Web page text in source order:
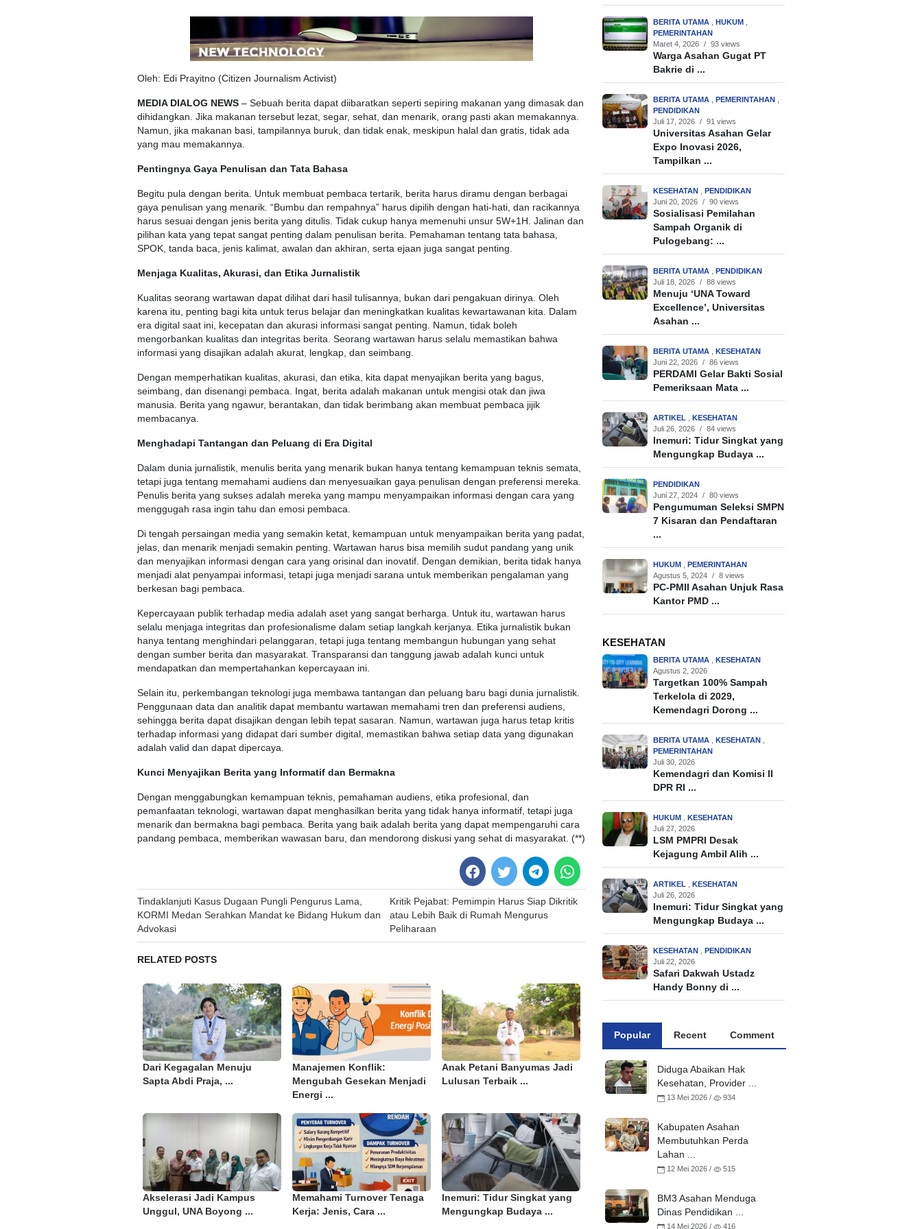
Oleh: Edi Prayitno (Citizen Journalism Activist)
MEDIA DIALOG NEWS – Sebuah berita dapat diibaratkan seperti sepiring makanan yang dimasak dan
dihidangkan. Jika makanan tersebut lezat, segar, sehat, dan menarik, orang pasti akan memakannya.
Namun, jika makanan basi, tampilannya buruk, dan tidak enak, meskipun halal dan gratis, tidak ada
yang mau memakannya.
Pentingnya Gaya Penulisan dan Tata Bahasa
Begitu pula dengan berita. Untuk membuat pembaca tertarik, berita harus diramu dengan berbagai
gaya penulisan yang menarik. “Bumbu dan rempahnya” harus dipilih dengan hati-hati, dan racikannya
harus sesuai dengan jenis berita yang ditulis. Tidak cukup hanya memenuhi unsur 5W+1H. Jalinan dan
pilihan kata yang tepat sangat penting dalam penulisan berita. Pemahaman tentang tata bahasa,
SPOK, tanda baca, jenis kalimat, awalan dan akhiran, serta ejaan juga sangat penting.
Menjaga Kualitas, Akurasi, dan Etika Jurnalistik
Kualitas seorang wartawan dapat dilihat dari hasil tulisannya, bukan dari pengakuan dirinya. Oleh
karena itu, penting bagi kita untuk terus belajar dan meningkatkan kualitas kewartawanan kita. Dalam
era digital saat ini, kecepatan dan akurasi informasi sangat penting. Namun, tidak boleh
mengorbankan kualitas dan integritas berita. Seorang wartawan harus selalu memastikan bahwa
informasi yang disajikan adalah akurat, lengkap, dan seimbang.
Dengan memperhatikan kualitas, akurasi, dan etika, kita dapat menyajikan berita yang bagus,
seimbang, dan disenangi pembaca. Ingat, berita adalah makanan untuk mengisi otak dan jiwa
manusia. Berita yang ngawur, berantakan, dan tidak berimbang akan membuat pembaca jijik
membacanya.
Menghadapi Tantangan dan Peluang di Era Digital
Dalam dunia jurnalistik, menulis berita yang menarik bukan hanya tentang kemampuan teknis semata,
tetapi juga tentang memahami audiens dan menyesuaikan gaya penulisan dengan preferensi mereka.
Penulis berita yang sukses adalah mereka yang mampu menyampaikan informasi dengan cara yang
menggugah rasa ingin tahu dan emosi pembaca.
Di tengah persaingan media yang semakin ketat, kemampuan untuk menyampaikan berita yang padat,
jelas, dan menarik menjadi semakin penting. Wartawan harus bisa memilih sudut pandang yang unik
dan menyajikan informasi dengan cara yang orisinal dan inovatif. Dengan demikian, berita tidak hanya
menjadi alat penyampai informasi, tetapi juga menjadi sarana untuk memberikan pengalaman yang
berkesan bagi pembaca.
Kepercayaan publik terhadap media adalah aset yang sangat berharga. Untuk itu, wartawan harus
selalu menjaga integritas dan profesionalisme dalam setiap langkah kerjanya. Etika jurnalistik bukan
hanya tentang menghindari pelanggaran, tetapi juga tentang membangun hubungan yang sehat
dengan sumber berita dan masyarakat. Transparansi dan tanggung jawab adalah kunci untuk
mendapatkan dan mempertahankan kepercayaan ini.
Selain itu, perkembangan teknologi juga membawa tantangan dan peluang baru bagi dunia jurnalistik.
Penggunaan data dan analitik dapat membantu wartawan memahami tren dan preferensi audiens,
sehingga berita dapat disajikan dengan lebih tepat sasaran. Namun, wartawan juga harus tetap kritis
terhadap informasi yang didapat dari sumber digital, memastikan bahwa setiap data yang digunakan
adalah valid dan dapat dipercaya.
Kunci Menyajikan Berita yang Informatif dan Bermakna
Dengan menggabungkan kemampuan teknis, pemahaman audiens, etika profesional, dan
pemanfaatan teknologi, wartawan dapat menghasilkan berita yang tidak hanya informatif, tetapi juga
menarik dan bermakna bagi pembaca. Berita yang baik adalah berita yang dapat mempengaruhi cara
pandang pembaca, memberikan wawasan baru, dan mendorong diskusi yang sehat di masyarakat. (**)
Post
navigation
Tindaklanjuti Kasus Dugaan Pungli Pengurus Lama,
KORMI Medan Serahkan Mandat ke Bidang Hukum dan
Advokasi
Kritik Pejabat: Pemimpin Harus Siap Dikritik
atau Lebih Baik di Rumah Mengurus
Peliharaan
RELATED POSTS
Dari Kegagalan Menuju
Sapta Abdi Praja, ...
Manajemen Konflik:
Mengubah Gesekan Menjadi
Energi ...
Anak Petani Banyumas Jadi
Lulusan Terbaik ...
Akselerasi Jadi Kampus
Unggul, UNA Boyong ...
Memahami Turnover Tenaga
Kerja: Jenis, Cara ...
Inemuri: Tidur Singkat yang
Mengungkap Budaya ...
BERITA UTAMA , HUKUM ,
PEMERINTAHAN
Maret 4, 2026
/ 93 views
Warga Asahan Gugat PT
Bakrie di ...
BERITA UTAMA , PEMERINTAHAN ,
PENDIDIKAN
Juli 17, 2026
/ 91 views
Universitas Asahan Gelar
Expo Inovasi 2026,
Tampilkan ...
KESEHATAN , PENDIDIKAN
Juni 20, 2026
/ 90 views
Sosialisasi Pemilahan
Sampah Organik di
Pulogebang: ...
BERITA UTAMA , PENDIDIKAN
Juli 18, 2026
/ 88 views
Menuju ‘UNA Toward
Excellence’, Universitas
Asahan ...
BERITA UTAMA , KESEHATAN
Juni 22, 2026
/ 86 views
PERDAMI Gelar Bakti Sosial
Pemeriksaan Mata ...
ARTIKEL , KESEHATAN
Juli 26, 2026
/ 84 views
Inemuri: Tidur Singkat yang
Mengungkap Budaya ...
PENDIDIKAN
Juni 27, 2024
/ 80 views
Pengumuman Seleksi SMPN
7 Kisaran dan Pendaftaran
...
HUKUM , PEMERINTAHAN
Agustus 5, 2024
/ 8 views
PC-PMII Asahan Unjuk Rasa
Kantor PMD ...
KESEHATAN
BERITA UTAMA , KESEHATAN
Agustus 2, 2026
Targetkan 100% Sampah
Terkelola di 2029,
Kemendagri Dorong ...
BERITA UTAMA , KESEHATAN ,
PEMERINTAHAN
Juli 30, 2026
Kemendagri dan Komisi II
DPR RI ...
HUKUM , KESEHATAN
Juli 27, 2026
LSM PMPRI Desak
Kejagung Ambil Alih ...
ARTIKEL , KESEHATAN
Juli 26, 2026
Inemuri: Tidur Singkat yang
Mengungkap Budaya ...
KESEHATAN , PENDIDIKAN
Juli 22, 2026
Safari Dakwah Ustadz
Handy Bonny di ...
Popular Recent Comment
Diduga Abaikan Hak
Kesehatan, Provider ...
13 Mei 2026 / 934
Kabupaten Asahan
Membutuhkan Perda
Lahan ...
12 Mei 2026 / 515
BM3 Asahan Menduga
Dinas Pendidikan ...
14 Mei 2026 / 416